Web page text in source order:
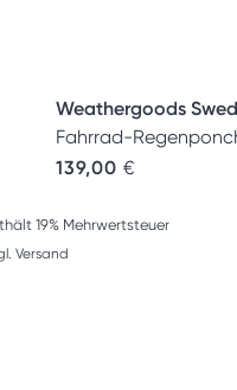
Weathergoods
Fahrrad-
139,00 €
19% Mehrwertsteuer
Versand